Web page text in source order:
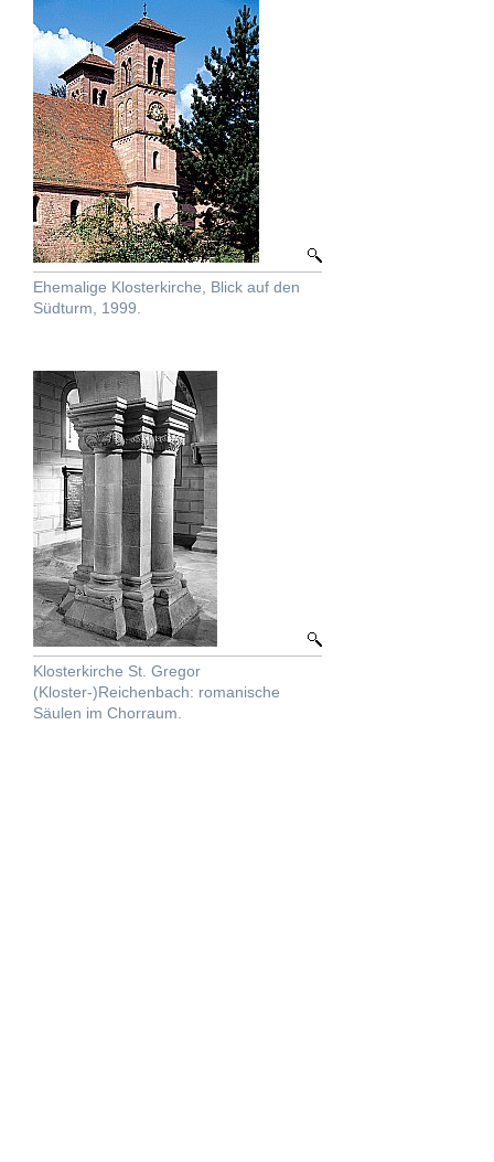
Ehemalige Klosterkirche, Blick auf den
Südturm, 1999.
Klosterkirche St. Gregor
(Kloster-)Reichenbach: romanische
Säulen im Chorraum.